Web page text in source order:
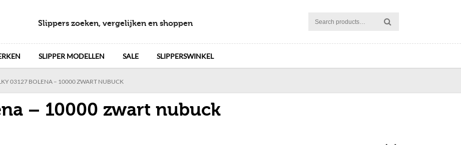
Slippers zoeken, vergelijken en shoppen
SLIPPER MODELLEN SALE SLIPPERSWINKEL
03127 BOLENA – 10000 ZWART NUBUCK
– 10000 zwart nubuck